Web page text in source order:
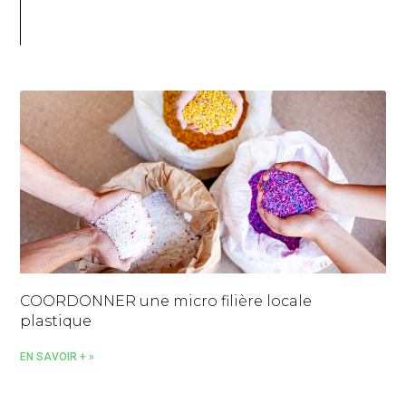
COORDONNER une micro filière locale
plastique
EN SAVOIR + »